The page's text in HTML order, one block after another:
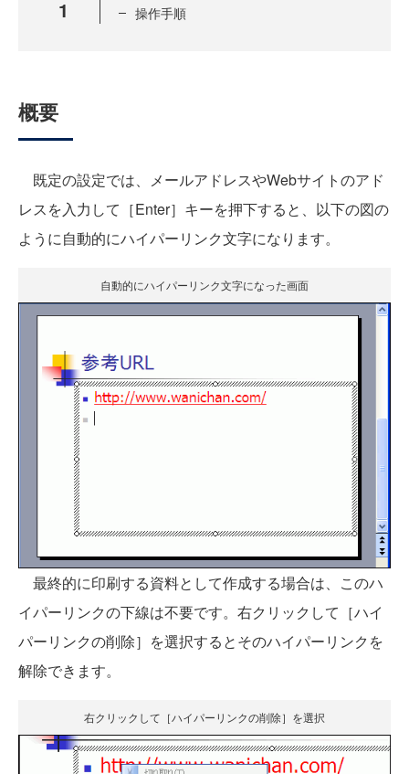
1
操作手順
概要
既定の設定では、メールアドレスやWebサイトのアド
レスを入力して［Enter］キーを押下すると、以下の図の
ように自動的にハイパーリンク文字になります。
自動的にハイパーリンク文字になった画面
最終的に印刷する資料として作成する場合は、このハ
イパーリンクの下線は不要です。右クリックして［ハイ
パーリンクの削除］を選択するとそのハイパーリンクを
解除できます。
右クリックして［ハイパーリンクの削除］を選択